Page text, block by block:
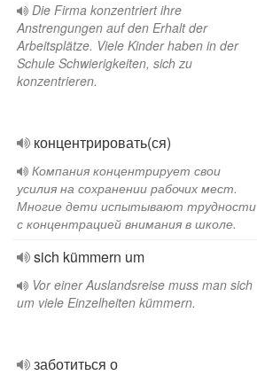
Die Firma konzentriert ihre
Anstrengungen auf den Erhalt der
Arbeitsplätze. Viele Kinder haben in der
Schule Schwierigkeiten, sich zu
konzentrieren.
концентрировать(ся)
Компания концентрирует свои
усилия на сохранении рабочих мест.
Многие дети испытывают трудности
с концентрацией внимания в школе.
sich kümmern um
Vor einer Auslandsreise muss man sich
um viele Einzelheiten kümmern.
заботиться о